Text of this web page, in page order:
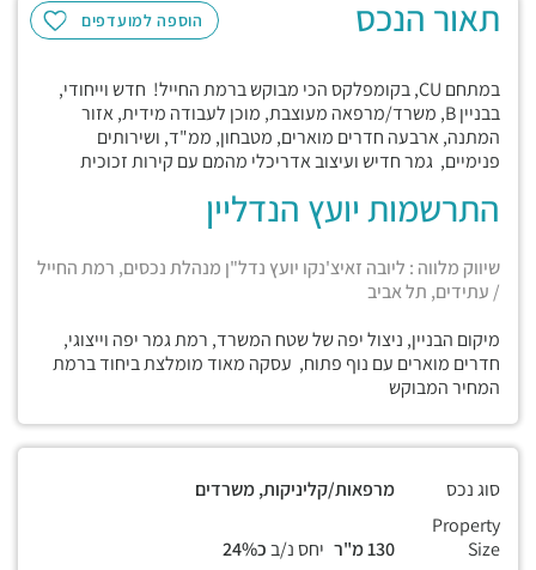
הוספה למועדפים תאור הנכס
במתחם CU, בקומפלקס הכי מבוקש ברמת החייל! חדש וייחודי,
בבניין B, משרד/מרפאה מעוצבת, מוכן לעבודה מידית, אזור
המתנה, ארבעה חדרים מוארים, מטבחון, ממ"ד, ושירותים
פנימיים, גמר חדיש ועיצוב אדריכלי מהמם עם קירות זכוכית
התרשמות יועץ הנדליין
שיווק מלווה : ליובה זאיצ'נקו יועץ נדל"ן מנהלת נכסים, רמת החייל
/ עתידים, תל אביב
מיקום הבניין, ניצול יפה של שטח המשרד, רמת גמר יפה וייצוגי,
חדרים מוארים עם נוף פתוח, עסקה מאוד מומלצת ביחוד ברמת
המחיר המבוקש
סוג נכס
מרפאות/קליניקות, משרדים
Property
Size
יחס נ/בכ24%